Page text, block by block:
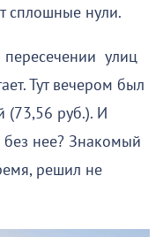
сплошные нули.
пересечении улиц
Тут вечером был
(73,56 руб.). И
без нее? Знакомый
решил не